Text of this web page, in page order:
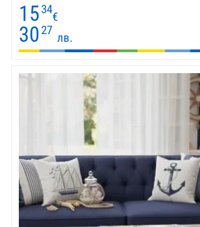
15 34
€
3027
лв.